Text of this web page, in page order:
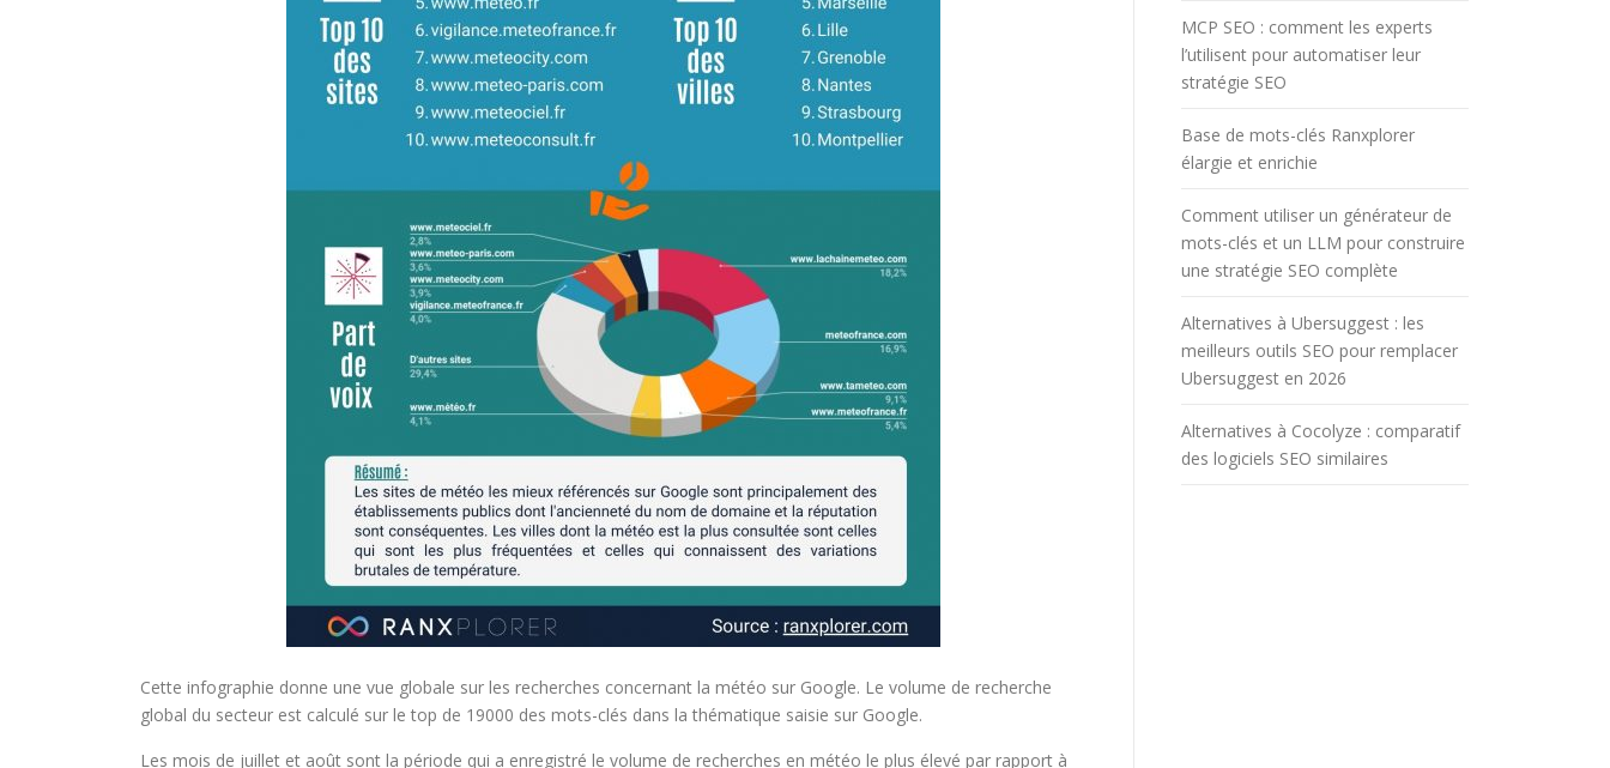
Cette infographie donne une vue globale sur les recherches concernant la météo sur Google. Le volume de recherche
global du secteur est calculé sur le top de 19000 des mots-clés dans la thématique saisie sur Google.
Les mois de juillet et août sont la période qui a enregistré le volume de recherches en météo le plus élevé par rapport à
MCP SEO : comment les experts
l’utilisent pour automatiser leur
stratégie SEO
Base de mots-clés Ranxplorer
élargie et enrichie
Comment utiliser un générateur de
mots-clés et un LLM pour construire
une stratégie SEO complète
Alternatives à Ubersuggest : les
meilleurs outils SEO pour remplacer
Ubersuggest en 2026
Alternatives à Cocolyze : comparatif
des logiciels SEO similaires